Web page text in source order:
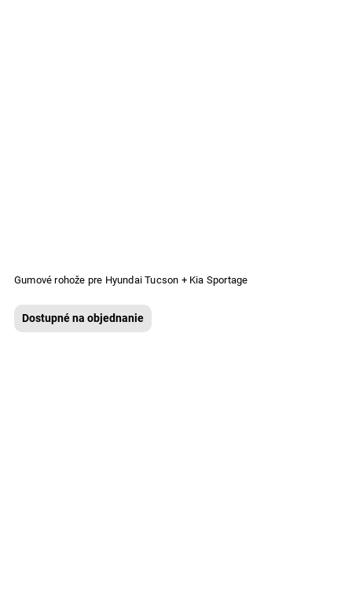
Gumové rohože pre Hyundai Tucson + Kia Sportage
Dostupné na objednanie